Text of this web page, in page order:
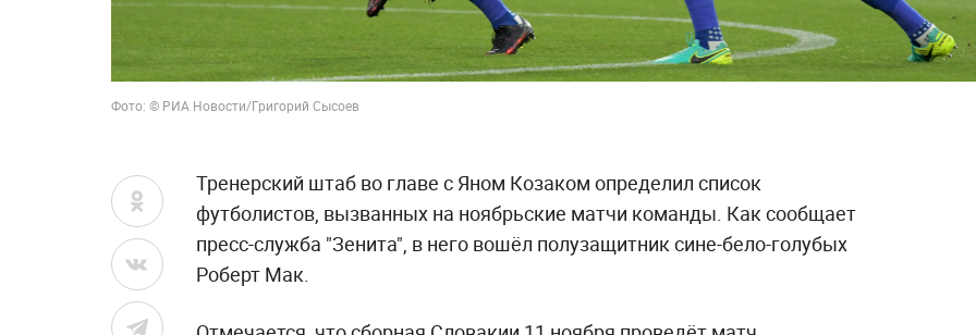
Фото: © РИА Новости/Григорий Сысоев
Тренерский штаб во главе с Яном Козаком определил список
футболистов, вызванных на ноябрьские матчи команды. Как сообщает
пресс-служба "Зенита", в него вошёл полузащитник сине-бело-голубых
Роберт Мак.